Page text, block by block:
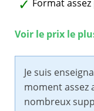
Format
Voir le prix le
Je suis
moment assez
nombreux